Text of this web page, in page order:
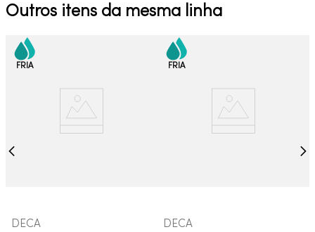
Outros itens da mesma linha
DECA DECA